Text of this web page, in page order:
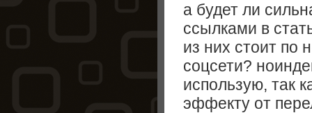
а будет ли
ссылками в
из них стоит по
соцсети?
использую, так
эффекту от